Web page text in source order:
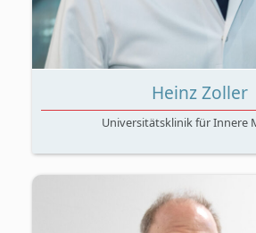
Heinz Zoller
Universitätsklinik für Innere